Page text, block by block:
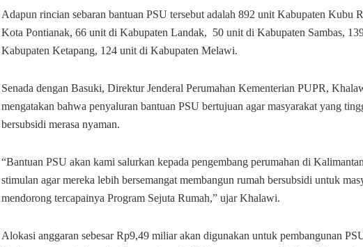
Adapun rincian sebaran bantuan PSU tersebut adalah 892 unit Kabupaten Kubu
Kota Pontianak, 66 unit di Kabupaten Landak, 50 unit di Kabupaten Sambas,
Kabupaten Ketapang, 124 unit di Kabupaten Melawi.
Senada dengan Basuki, Direktur Jenderal Perumahan Kementerian PUPR,
mengatakan bahwa penyaluran bantuan PSU bertujuan agar masyarakat yang
bersubsidi merasa nyaman.
“Bantuan PSU akan kami salurkan kepada pengembang perumahan di
stimulan agar mereka lebih bersemangat membangun rumah bersubsidi untuk
mendorong tercapainya Program Sejuta Rumah,” ujar Khalawi.
Alokasi anggaran sebesar Rp9,49 miliar akan digunakan untuk pembangunan